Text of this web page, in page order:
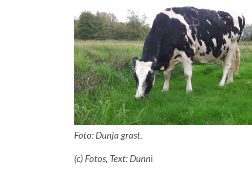
Foto: Dunja grast.
(c) Fotos, Text: Dunni